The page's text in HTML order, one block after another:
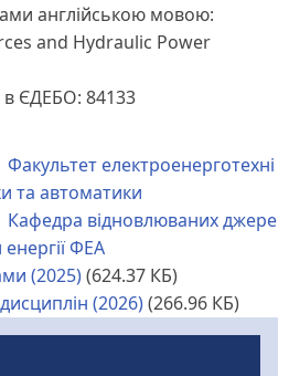
англійською мовою:
and Hydraulic Power
в ЄДЕБО: 84133
Факультет електроенерготехні
та автоматики
Кафедра відновлюваних джере
енергії ФЕА
(2025)(624.37 КБ)
(2026)(266.96 КБ)